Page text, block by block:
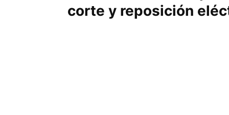
corte y reposición